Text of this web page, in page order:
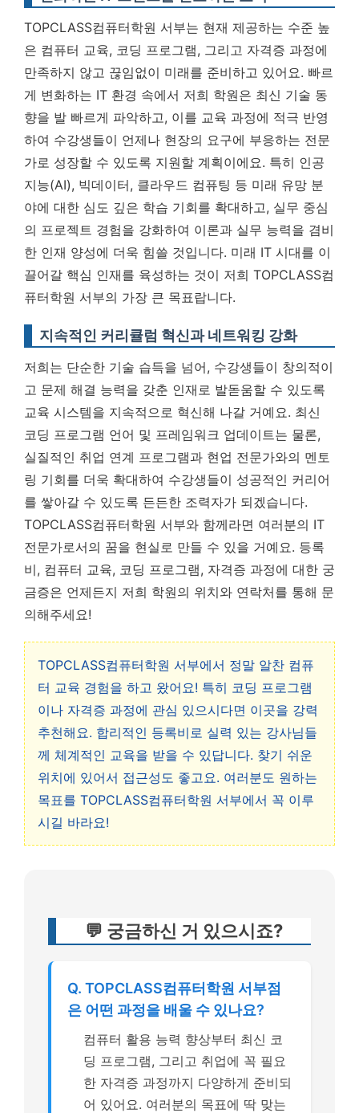
TOPCLASS컴퓨터학원 서부는 현재 제공하는 수준 높
은 컴퓨터 교육, 코딩 프로그램, 그리고 자격증 과정에
만족하지 않고 끊임없이 미래를 준비하고 있어요. 빠르
게 변화하는 IT 환경 속에서 저희 학원은 최신 기술 동
향을 발 빠르게 파악하고, 이를 교육 과정에 적극 반영
하여 수강생들이 언제나 현장의 요구에 부응하는 전문
가로 성장할 수 있도록 지원할 계획이에요. 특히 인공
지능(AI), 빅데이터, 클라우드 컴퓨팅 등 미래 유망 분
야에 대한 심도 깊은 학습 기회를 확대하고, 실무 중심
의 프로젝트 경험을 강화하여 이론과 실무 능력을 겸비
한 인재 양성에 더욱 힘쓸 것입니다. 미래 IT 시대를 이
끌어갈 핵심 인재를 육성하는 것이 저희 TOPCLASS컴
퓨터학원 서부의 가장 큰 목표랍니다.
지속적인 커리큘럼 혁신과 네트워킹 강화
저희는 단순한 기술 습득을 넘어, 수강생들이 창의적이
고 문제 해결 능력을 갖춘 인재로 발돋움할 수 있도록
교육 시스템을 지속적으로 혁신해 나갈 거예요. 최신
코딩 프로그램 언어 및 프레임워크 업데이트는 물론,
실질적인 취업 연계 프로그램과 현업 전문가와의 멘토
링 기회를 더욱 확대하여 수강생들이 성공적인 커리어
를 쌓아갈 수 있도록 든든한 조력자가 되겠습니다.
TOPCLASS컴퓨터학원 서부와 함께라면 여러분의 IT
전문가로서의 꿈을 현실로 만들 수 있을 거예요. 등록
비, 컴퓨터 교육, 코딩 프로그램, 자격증 과정에 대한 궁
금증은 언제든지 저희 학원의 위치와 연락처를 통해 문
의해주세요!
TOPCLASS컴퓨터학원 서부에서 정말 알찬 컴퓨
터 교육 경험을 하고 왔어요! 특히 코딩 프로그램
이나 자격증 과정에 관심 있으시다면 이곳을 강력
추천해요. 합리적인 등록비로 실력 있는 강사님들
께 체계적인 교육을 받을 수 있답니다. 찾기 쉬운
위치에 있어서 접근성도 좋고요. 여러분도 원하는
목표를 TOPCLASS컴퓨터학원 서부에서 꼭 이루
시길 바라요!
💬 궁금하신 거 있으시죠?
Q. TOPCLASS컴퓨터학원 서부점
은 어떤 과정을 배울 수 있나요?
컴퓨터 활용 능력 향상부터 최신 코
딩 프로그램, 그리고 취업에 꼭 필요
한 자격증 과정까지 다양하게 준비되
어 있어요. 여러분의 목표에 딱 맞는